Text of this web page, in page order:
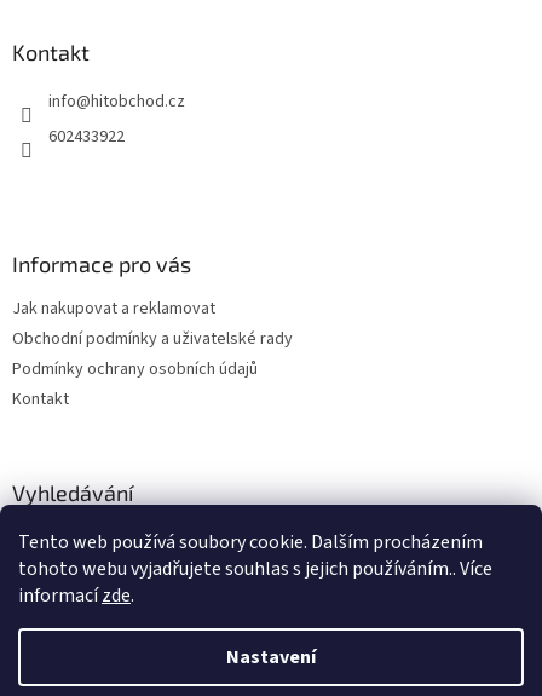
Tento web používá soubory cookie. Dalším procházením
tohoto webu vyjadřujete souhlas s jejich používáním.. Více
informacízde.
Nastavení
Kontakt
info@hitobchod.cz
602433922
Informace pro vás
Jak nakupovat a reklamovat
Obchodní podmínky a uživatelské rady
Podmínky ochrany osobních údajů
Kontakt
Vyhledávání
HLEDAT
Vytvořil Shoptet